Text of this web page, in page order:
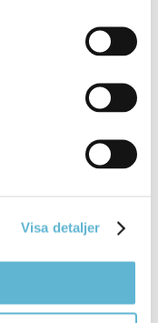
Visa detaljer